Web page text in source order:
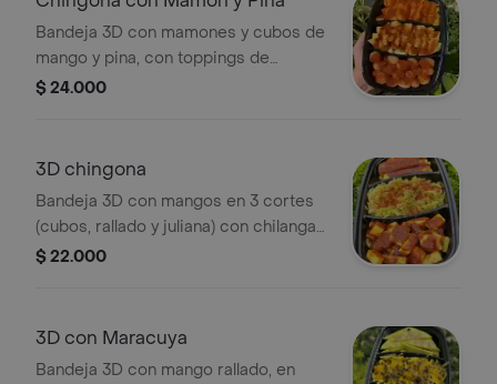
Bandeja 3D con mamones y cubos de
mango y pina, con toppings de
Chilanga y tajin
$ 24.000
3D chingona
Bandeja 3D con mangos en 3 cortes
(cubos, rallado y juliana) con chilanga y
tajin (IGUAL A LA IMAGEN).
$ 22.000
3D con Maracuya
Bandeja 3D con mango rallado, en